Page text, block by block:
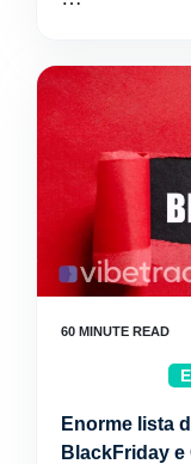
Enorme lista
BlackFriday